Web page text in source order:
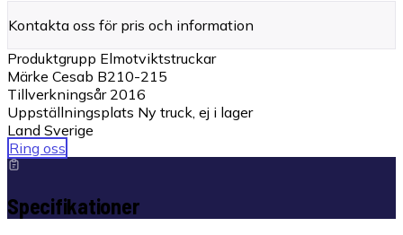
Kontakta oss för pris och information
Produktgrupp Elmotviktstruckar
Märke Cesab B210-215
Tillverkningsår 2016
Uppställningsplats Ny truck, ej i lager
Land Sverige
Ring oss
Specifikationer